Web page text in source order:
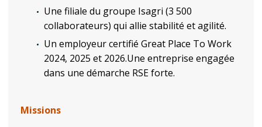
Une filiale du groupe Isagri (3 500
collaborateurs) qui allie stabilité et agilité.
Un employeur certifié Great Place To Work
2024, 2025 et 2026.Une entreprise engagée
dans une démarche RSE forte.
Missions